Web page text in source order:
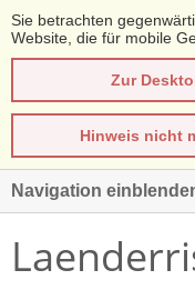
Sie betrachten
Website, die für mobile
Zur
Hinweis nicht
Navigation